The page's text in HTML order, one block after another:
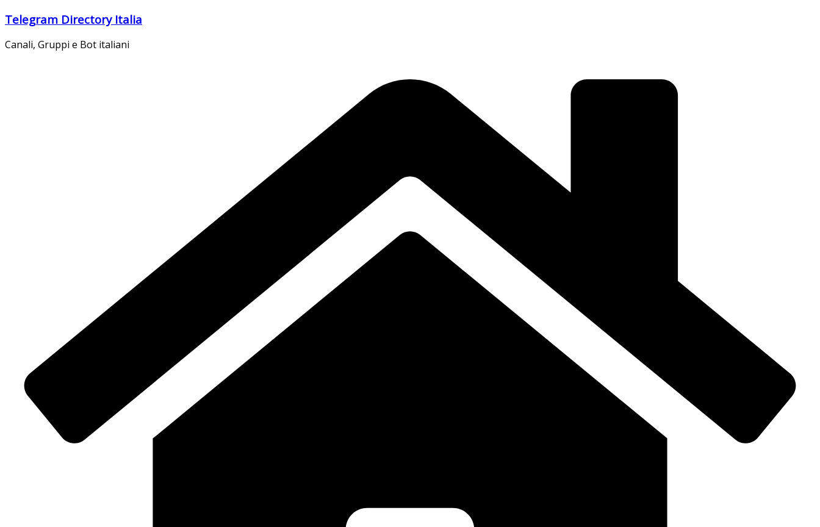
Salta
contenuto
Telegram Directory Italia
Canali, Gruppi e Bot italiani